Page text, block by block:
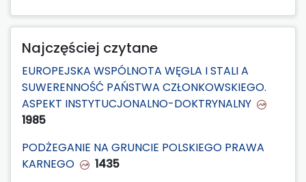
Najczęściej czytane
EUROPEJSKA WSPÓLNOTA WĘGLA I STALI A
SUWERENNOŚĆ PAŃSTWA CZŁONKOWSKIEGO.
ASPEKT INSTYTUCJONALNO-DOKTRYNALNY
1985
PODŻEGANIE NA GRUNCIE POLSKIEGO PRAWA
KARNEGO
1435